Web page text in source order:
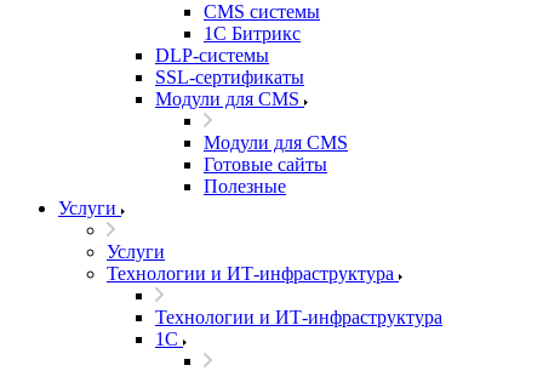
CMS системы
1С Битрикс
DLP‑системы
SSL-сертификаты
Модули для CMS
Модули для CMS
Готовые сайты
Полезные
Услуги
Услуги
Технологии и ИТ-инфраструктура
Технологии и ИТ-инфраструктура
1С